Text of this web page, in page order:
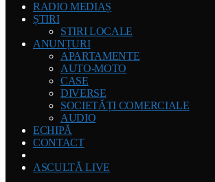
RADIO MEDIAȘ
ȘTIRI
STIRI LOCALE
ANUNȚURI
APARTAMENTE
AUTO-MOTO
CASE
DIVERSE
SOCIETĂȚI COMERCIALE
AUDIO
ECHIPĂ
CONTACT
ASCULTĂ LIVE